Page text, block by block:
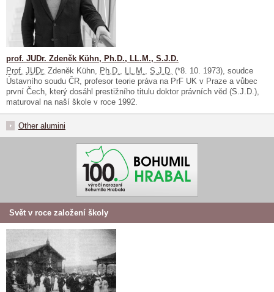
prof. JUDr. Zdeněk Kühn, Ph.D., LL.M., S.J.D.
Prof. JUDr. Zdeněk Kühn, Ph.D., LL.M., S.J.D. (*8. 10. 1973), soudce
Ústavního soudu ČR, profesor teorie práva na PrF UK v Praze a vůbec
první Čech, který dosáhl prestižního titulu doktor právních věd (S.J.D.),
maturoval na naší škole v roce 1992.
Other alumini
Svět v roce založení školy